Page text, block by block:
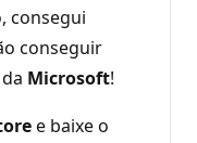
consegui
conseguir
Microsoft!
e baixe o